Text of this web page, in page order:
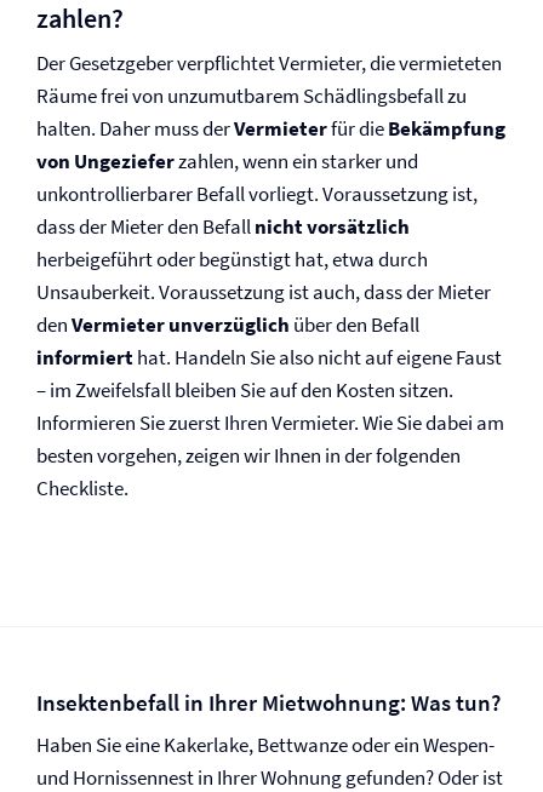
zahlen?
Der Gesetzgeber verpflichtet Vermieter, die vermieteten
Räume frei von unzumutbarem Schädlingsbefall zu
halten. Daher muss derVermieterfür dieBekämpfung
von Ungezieferzahlen, wenn ein starker und
unkontrollierbarer Befall vorliegt. Voraussetzung ist,
dass der Mieter den Befallnicht vorsätzlich
herbeigeführt oder begünstigt hat, etwa durch
Unsauberkeit. Voraussetzung ist auch, dass der Mieter
denVermieter unverzüglich über den Befall
informierthat. Handeln Sie also nicht auf eigene Faust
– im Zweifelsfall bleiben Sie auf den Kosten sitzen.
Informieren Sie zuerst Ihren Vermieter. Wie Sie dabei am
besten vorgehen, zeigen wir Ihnen in der folgenden
Checkliste.
Insektenbefall in Ihrer Mietwohnung: Was tun?
Haben Sie eine Kakerlake, Bettwanze oder ein Wespen-
und Hornissennest in Ihrer Wohnung gefunden? Oder ist